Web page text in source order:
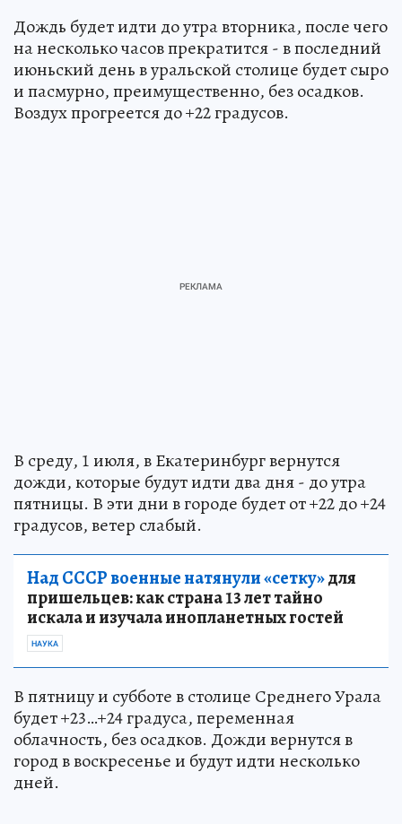
Дождь будет идти до утра вторника, после чего
на несколько часов прекратится - в последний
июньский день в уральской столице будет сыро
и пасмурно, преимущественно, без осадков.
Воздух прогреется до +22 градусов.
В среду, 1 июля, в Екатеринбург вернутся
дожди, которые будут идти два дня - до утра
пятницы. В эти дни в городе будет от +22 до +24
градусов, ветер слабый.
Над СССР военные натянули «сетку»для
пришельцев: как страна 13 лет тайно
искала и изучала инопланетных гостей
НАУКА
В пятницу и субботе в столице Среднего Урала
будет +23…+24 градуса, переменная
облачность, без осадков. Дожди вернутся в
город в воскресенье и будут идти несколько
дней.